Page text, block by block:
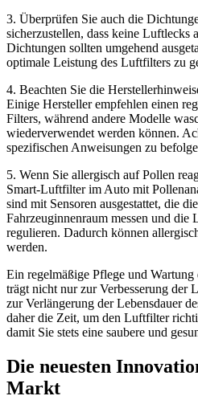
3. Überprüfen Sie auch die
sicherzustellen, dass keine Luftlecks
Dichtungen sollten umgehend
optimale Leistung des Luftfilters zu
4. Beachten Sie die
Einige Hersteller empfehlen einen
Filters, während andere Modelle
wiederverwendet werden können.
spezifischen Anweisungen zu
5. Wenn Sie allergisch auf Pollen
Smart-Luftfilter im Auto mit
sind mit Sensoren ausgestattet, die
Fahrzeuginnenraum messen und die
regulieren. Dadurch können
werden.
Ein regelmäßige Pflege und
trägt nicht nur zur Verbesserung der
zur Verlängerung der Lebensdauer
daher die Zeit, um den Luftfilter
damit Sie stets eine saubere und
Die neuesten
Markt